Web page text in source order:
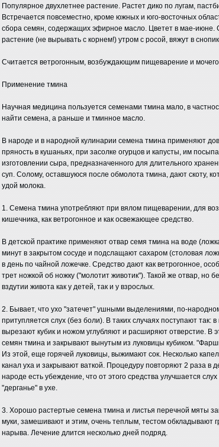
Популярное двухлетнее растение. Растет дико по лугам,
Встречается повсеместно, кроме южных и юго-восточных
сбора семян, содержащих эфирное масло. Цветет в мае-июне.
растение (не вырывать с корнем!) утром с росой, вяжут в
Считается ветрогонным, возбуждающим пищеварение и
Применение тмина
Научная медицина пользуется семенами тмина мало, в
найти семена, а раньше и тминное масло.
В народе и в народной кулинарии семена тмина применяют
пряность в кушаньях, при засолке огурцов и капусты, им
изготовлении сыра, предназначенного для длительного
суп. Солому, оставшуюся после обмолота тмина, дают скоту,
удой молока.
1. Семена тмина употребляют при вялом пищеварении, для
кишечника, как ветрогонное и как освежающее средство.
В детской практике применяют отвар семя тмина на воде
минут в закрытом сосуде и подслащают сахаром (столовая
в день по чайной ложечке. Средство дают как ветрогонное,
трет ножкой об ножку ("молотит животик"). Такой же отвар, но
вздутии живота как у детей, так и у взрослых.
2. Бывает, что ухо "затечет" ушными выделениями, по-
притупляется слух (без боли). В таких случаях поступают так:
вырезают кубик и ножом углубляют и расширяют отверстие. В
семян тмина и закрывают вынутым из луковицы кубиком.
Из этой, еще горячей луковицы, выжимают сок. Несколько
канал уха и закрывают ваткой. Процедуру повторяют 2 раза в
народе есть убеждение, что от этого средства улучшается
"дерганье" в ухе.
3. Хорошо растертые семена тмина и листья перечной мяты
муки, замешивают и этим, очень теплым, тестом обкладывают
нарыва. Лечение длится несколько дней подряд.